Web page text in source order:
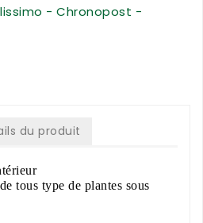
- Chronopost -
du produit
tous type de plantes sous